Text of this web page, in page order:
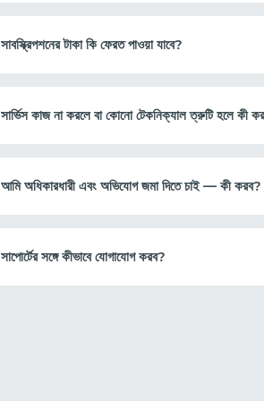
সাবস্ক্রিপশনের টাকা কি ফেরত পাওয়া যাবে?
সার্ভিস কাজ না করলে বা কোনো টেকনিক্যাল ত্রুটি হলে কী
আমি অধিকারধারী এবং অভিযোগ জমা দিতে চাই — কী করব?
সাপোর্টের সঙ্গে কীভাবে যোগাযোগ করব?